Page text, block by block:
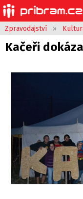
Zpravodajství »
Kačeři